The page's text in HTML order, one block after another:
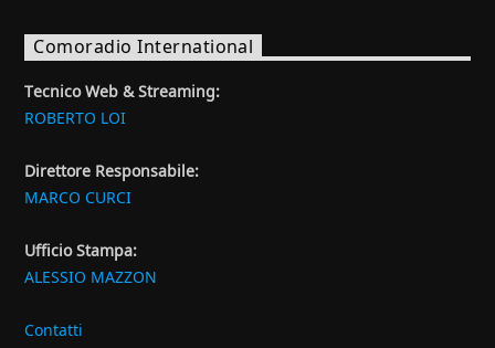
Comoradio International
Tecnico Web & Streaming:
ROBERTO LOI
Direttore Responsabile:
MARCO CURCI
Ufficio Stampa:
ALESSIO MAZZON
Contatti